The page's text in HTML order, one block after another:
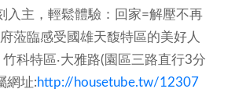
入主，輕鬆體驗：回家=解壓不再
蒞臨感受國雄天馥特區的美好人
科特區‧大雅路(園區三路直行3分
網址:http://housetube.tw/12307